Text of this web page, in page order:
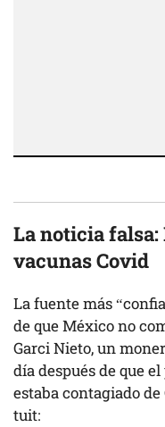
La noticia falsa:
vacunas Covid
La fuente más
de que México no
Garci Nieto, un
día después de que
estaba contagiado
tuit: